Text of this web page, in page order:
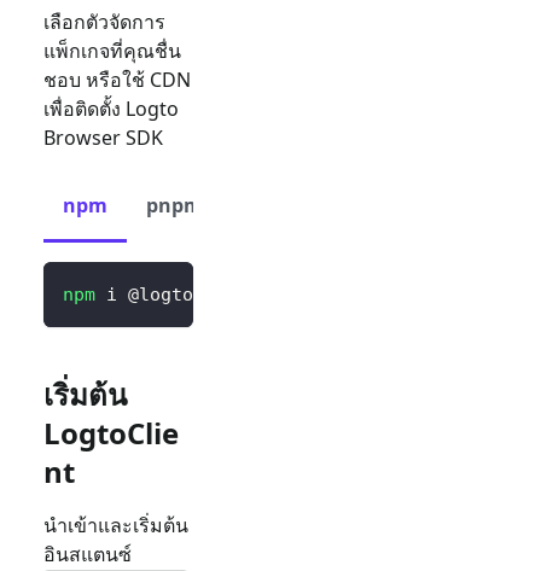
เลือกตัวจัดการ
แพ็กเกจที่คุณชื่น
ชอบ หรือใช้ CDN
เพื่อติดตั้ง Logto
Browser SDK
npm pnpm
npm i @logto/browser
เริ่มต้น
LogtoClie
nt
นำเข้าและเริ่มต้น
อินสแตนซ์